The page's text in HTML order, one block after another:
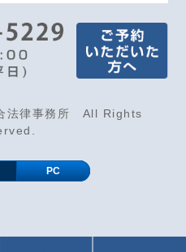
法律事務所 All Rights
PC